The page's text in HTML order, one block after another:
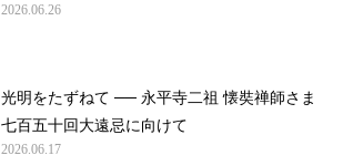
2026.06.26
光明をたずねて ── 永平寺二祖 懐奘禅師さま
七百五十回大遠忌に向けて
2026.06.17